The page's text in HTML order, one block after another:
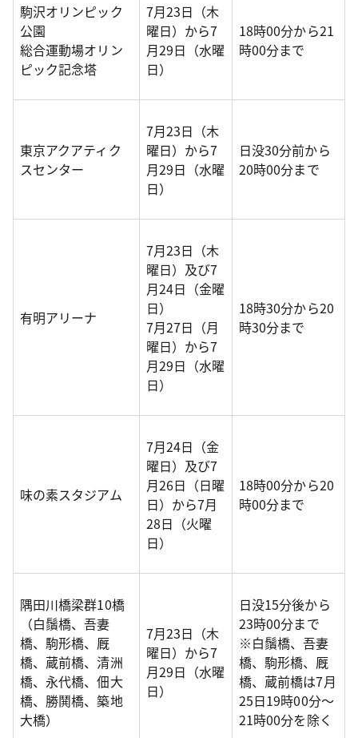
駒沢オリンピック
公園
総合運動場オリン
ピック記念塔
7月23日（木
曜日）から7
月29日（水曜
日）
18時00分から21
時00分まで
東京アクアティク
スセンター
7月23日（木
曜日）から7
月29日（水曜
日）
日没30分前から
20時00分まで
有明アリーナ
7月23日（木
曜日）及び7
月24日（金曜
日）
7月27日（月
曜日）から7
月29日（水曜
日）
18時30分から20
時30分まで
味の素スタジアム
7月24日（金
曜日）及び7
月26日（日曜
日）から7月
28日（火曜
日）
18時00分から20
時00分まで
隅田川橋梁群10橋
（白鬚橋、吾妻
橋、駒形橋、厩
橋、蔵前橋、清洲
橋、永代橋、佃大
橋、勝鬨橋、築地
大橋）
7月23日（木
曜日）から7
月29日（水曜
日）
日没15分後から
23時00分まで
※白鬚橋、吾妻
橋、駒形橋、厩
橋、蔵前橋は7月
25日19時00分～
21時00分を除く